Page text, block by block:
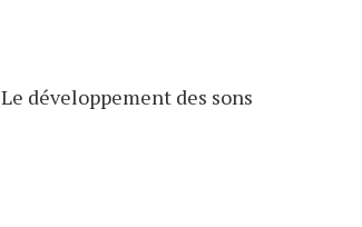
Le développement des sons